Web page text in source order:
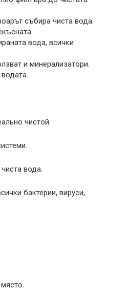
събира чиста вода.
вода, всички
и минерализатори.
чистой.
вода.
бактерии, вируси,